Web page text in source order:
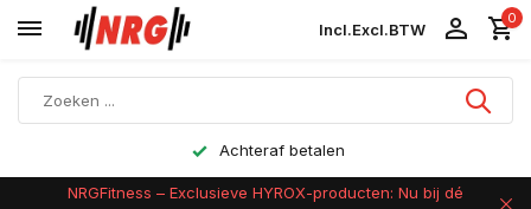
Incl.Excl.BTW
0
Achteraf betalen
NRGFitness – Exclusieve HYROX-producten: Nu bij dé